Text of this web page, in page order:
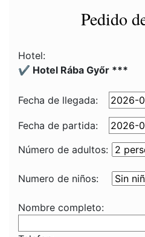
Pedido
Hotel:
✔️ Hotel Rába Győr ***
Fecha de llegada:
Fecha de partida:
Número de adultos:
Numero de niños:
Nombre completo: